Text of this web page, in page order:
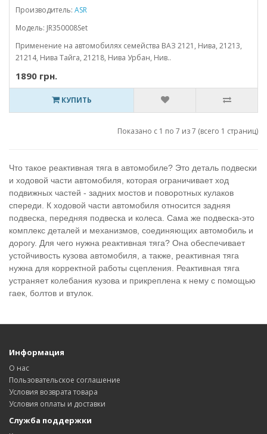
Производитель: ASR
Модель: JR350008Set
Применение на автомобилях семейства ВАЗ 2121, Нива, 21213,
21214, Нива Тайга, 21218, Нива Урбан, Нив..
1890 грн.
КУПИТЬ
Показано с 1 по 7 из 7 (всего 1 страниц)
Что такое реактивная тяга в автомобиле? Это деталь подвески
и ходовой части автомобиля, которая ограничивает ход
подвижных частей - задних мостов и поворотных кулаков
спереди. К ходовой части автомобиля относится задняя
подвеска, передняя подвеска и колеса. Сама же подвеска-это
комплекс деталей и механизмов, соединяющих автомобиль и
дорогу. Для чего нужна реактивная тяга? Она обеспечивает
устойчивость кузова автомобиля, а также, реактивная тяга
нужна для корректной работы сцепления. Реактивная тяга
устраняет колебания кузова и прикреплена к нему с помощью
гаек, болтов и втулок.
Информация
О нас
Пользовательское соглашение
Условия возврата товара
Условия оплаты и доставки
Служба поддержки